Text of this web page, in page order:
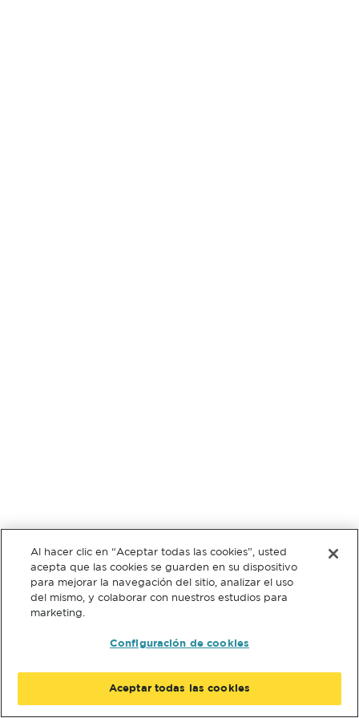
Al hacer clic en “Aceptar todas las cookies”, usted
acepta que las cookies se guarden en su dispositivo
para mejorar la navegación del sitio, analizar el uso
del mismo, y colaborar con nuestros estudios para
marketing.
Configuración de cookies
Aceptar todas las cookies